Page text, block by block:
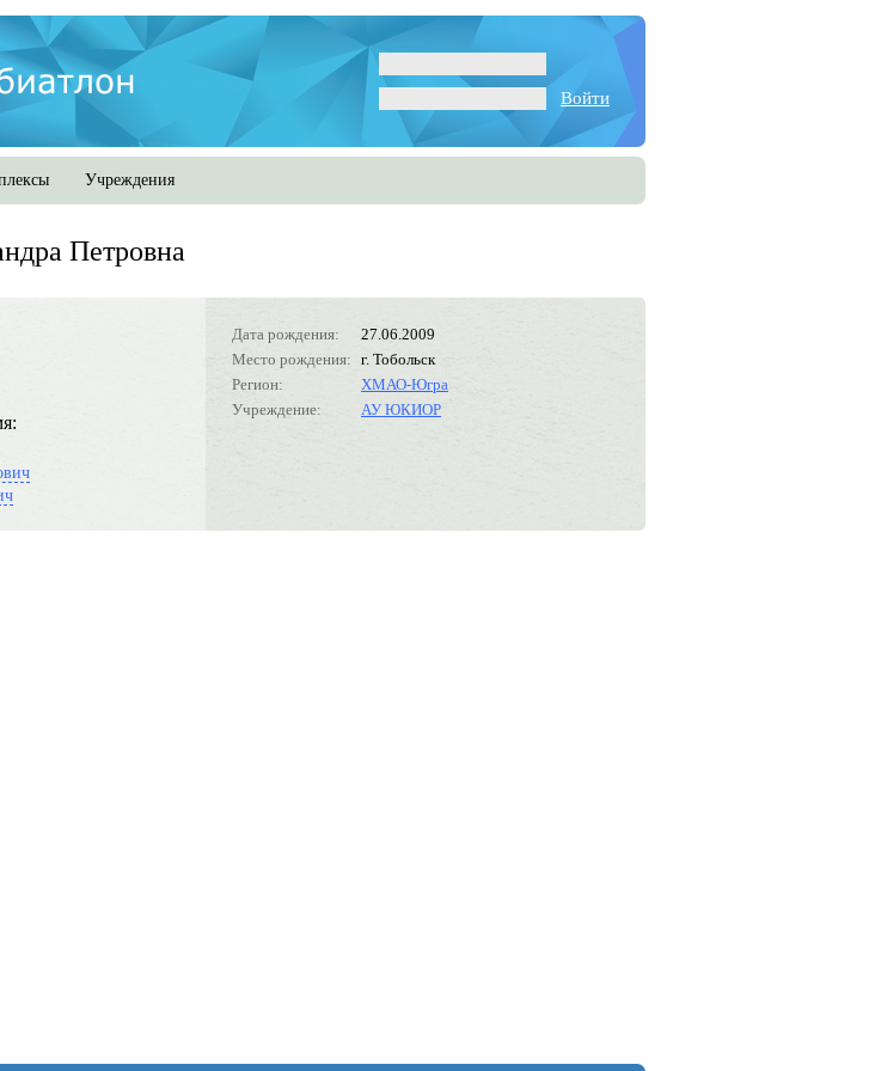
Войти
Учреждения
Петровна
Дата рождения:
27.06.2009
Место рождения: г. Тобольск
Регион:
ХМАО-Югра
Учреждение:
АУ ЮКИОР